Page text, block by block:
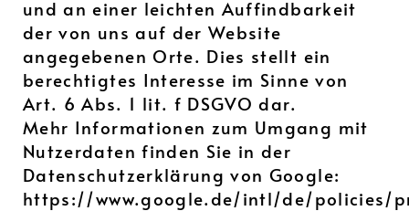
und an einer leichten Auffindbarkeit
der von uns auf der Website
angegebenen Orte. Dies stellt ein
berechtigtes Interesse im Sinne von
Art. 6 Abs. 1 lit. f DSGVO dar.
Mehr Informationen zum Umgang mit
Nutzerdaten finden Sie in der
Datenschutzerklärung von Google:
https://www.google.de/intl/de/policies/